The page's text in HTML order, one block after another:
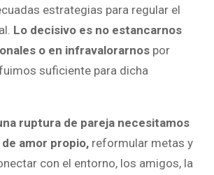
estrategias para regular el
Lo decisivo es no estancarnos
o en infravalorarnos por
suficiente para dicha
ruptura de pareja necesitamos
amor propio, reformular metas y
con el entorno, los amigos, la